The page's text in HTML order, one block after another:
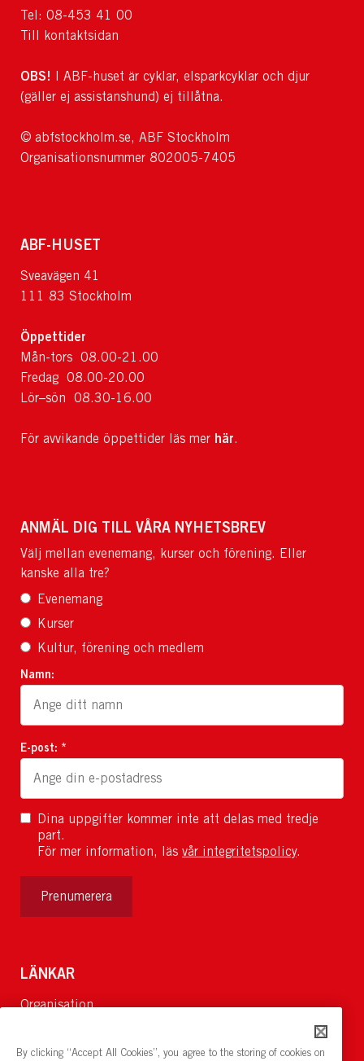
Tel: 08-453 41 00
Till kontaktsidan
OBS! I ABF-huset är cyklar, elsparkcyklar och djur
(gäller ej assistanshund) ej tillåtna.
© abfstockholm.se, ABF Stockholm
Organisationsnummer 802005-7405
ABF-HUSET
Sveavägen 41
111 83 Stockholm
Öppettider
Mån-tors 08.00-21.00
Fredag 08.00-20.00
Lör–sön 08.30-16.00
För avvikande öppettider läs mer här.
ANMÄL DIG TILL VÅRA NYHETSBREV
Välj mellan evenemang, kurser och förening. Eller
kanske alla tre?
Evenemang
Kurser
Kultur, förening och medlem
Namn:
E-post: *
Dina uppgifter kommer inte att delas med tredje
part.
För mer information, läs vår integritetspolicy.
Prenumerera
LÄNKAR
Organisation
Lediga jobb
By clicking “Accept All Cookies”, you agree to the storing of cookies on